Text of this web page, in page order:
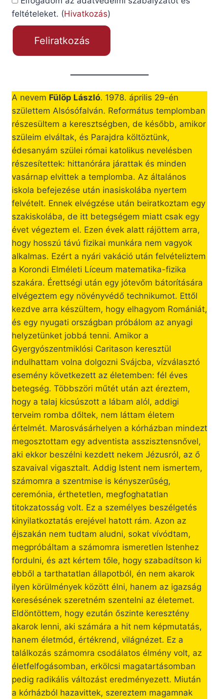
feltételeket. (Hivatkozás)
A nevem Fülöp László. 1978. április 29-én
születtem Alsósófalván. Református templomban
részesültem a keresztségben, de később, amikor
szüleim elváltak, és Parajdra költöztünk,
édesanyám szülei római katolikus nevelésben
részesítettek: hittanórára járattak és minden
vasárnap elvittek a templomba. Az általános
iskola befejezése után inasiskolába nyertem
felvételt. Ennek elvégzése után beiratkoztam egy
szakiskolába, de itt betegségem miatt csak egy
évet végeztem el. Ezen évek alatt rájöttem arra,
hogy hosszú távú fizikai munkára nem vagyok
alkalmas. Ezért a nyári vakáció után felvételiztem
a Korondi Elméleti Líceum matematika-fizika
szakára. Érettségi után egy jótevőm bátorítására
elvégeztem egy növényvédő technikumot. Ettől
kezdve arra készültem, hogy elhagyom Romániát,
és egy nyugati országban próbálom az anyagi
helyzetünket jobbá tenni. Amikor a
Gyergyószentmiklósi Caritason keresztül
indulhattam volna dolgozni Svájcba, vízválasztó
esemény következett az életemben: fél éves
betegség. Többszöri műtét után azt éreztem,
hogy a talaj kicsúszott a lábam alól, addigi
terveim romba dőltek, nem láttam életem
értelmét. Marosvásárhelyen a kórházban mindezt
megosztottam egy adventista asszisztensnővel,
aki ekkor beszélni kezdett nekem Jézusról, az ő
szavaival vigasztalt. Addig Istent nem ismertem,
számomra a szentmise is kényszerűség,
ceremónia, érthetetlen, megfoghatatlan
titokzatosság volt. Ez a személyes beszélgetés
kinyilatkoztatás erejével hatott rám. Azon az
éjszakán nem tudtam aludni, sokat vívódtam,
megpróbáltam a számomra ismeretlen Istenhez
fordulni, és azt kértem tőle, hogy szabadítson ki
ebből a tarthatatlan állapotból, én nem akarok
ilyen körülmények között élni, hanem az igazság
keresésének szeretném szentelni az életemet.
Eldöntöttem, hogy ezután őszinte keresztény
akarok lenni, aki számára a hit nem képmutatás,
hanem életmód, értékrend, világnézet. Ez a
találkozás számomra csodálatos élmény volt, az
életfelfogásomban, erkölcsi magatartásomban
pedig radikális változást eredményezett. Miután
a kórházból hazavittek, szereztem magamnak